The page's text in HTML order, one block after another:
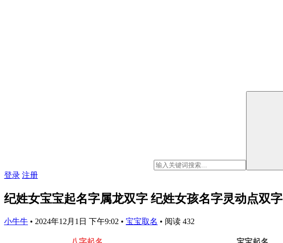
登录 注册
纪姓女宝宝起名字属龙双字 纪姓女孩名字灵动点双字
小牛牛 • 2024年12月1日 下午9:02 • 宝宝取名 • 阅读 432